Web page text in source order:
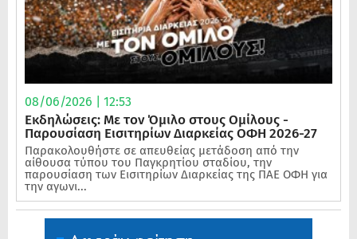
08/06/2026 | 12:53
Εκδηλώσεις: Με τον Όμιλο στους Ομίλους -
Παρουσίαση Εισιτηρίων Διαρκείας ΟΦΗ 2026-27
Παρακολουθήστε σε απευθείας μετάδοση από την
αίθουσα τύπου του Παγκρητίου σταδίου, την
παρουσίαση των Εισιτηρίων Διαρκείας της ΠΑΕ ΟΦΗ για
την αγωνι...